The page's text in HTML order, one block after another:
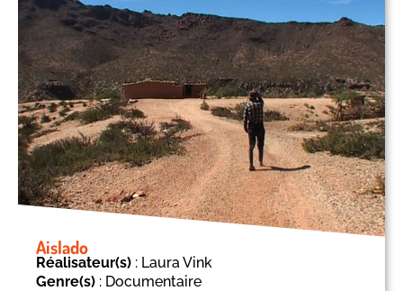
Aislado
Réalisateur(s) : Laura Vink
Genre(s) : Documentaire